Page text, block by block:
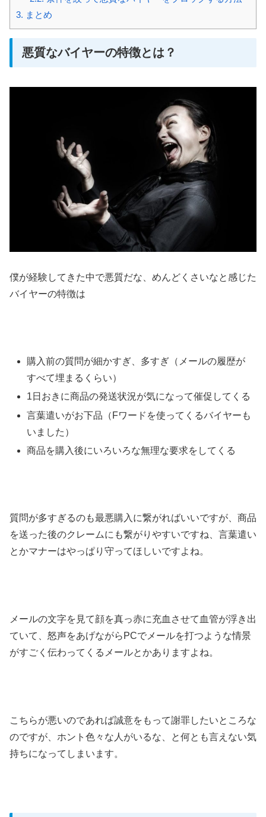
3. まとめ
悪質なバイヤーの特徴とは？
僕が経験してきた中で悪質だな、めんどくさいなと感じた
バイヤーの特徴は
購入前の質問が細かすぎ、多すぎ（メールの履歴が
すべて埋まるくらい）
1日おきに商品の発送状況が気になって催促してくる
言葉遣いがお下品（Fワードを使ってくるバイヤーも
いました）
商品を購入後にいろいろな無理な要求をしてくる
質問が多すぎるのも最悪購入に繋がればいいですが、商品
を送った後のクレームにも繋がりやすいですね、言葉遣い
とかマナーはやっぱり守ってほしいですよね。
メールの文字を見て顔を真っ赤に充血させて血管が浮き出
ていて、怒声をあげながらPCでメールを打つような情景
がすごく伝わってくるメールとかありますよね。
こちらが悪いのであれば誠意をもって謝罪したいところな
のですが、ホント色々な人がいるな、と何とも言えない気
持ちになってしまいます。